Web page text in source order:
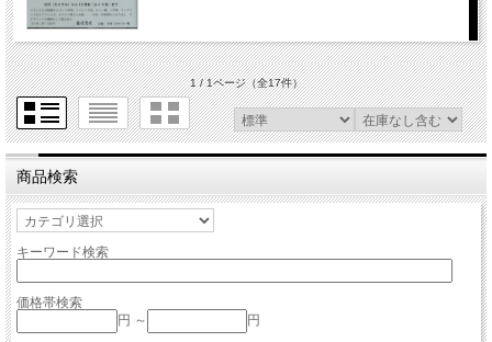
1 / 1ページ（全17件）
商品検索
キーワード検索
価格帯検索
円 ～
円